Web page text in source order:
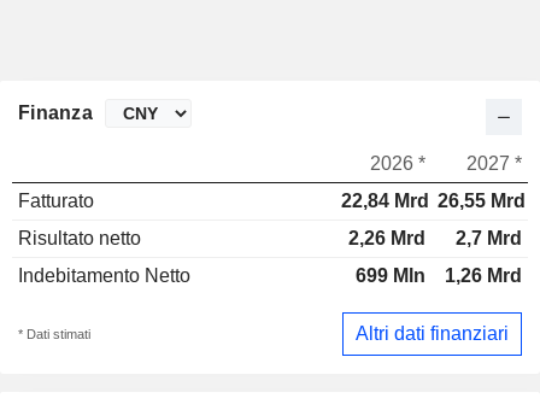
Finanza
2026 *
2027 *
Fatturato
22,84 Mrd 26,55 Mrd
Risultato netto
2,26 Mrd
2,7 Mrd
Indebitamento Netto
699 Mln 1,26 Mrd
* Dati stimati Altri dati finanziari